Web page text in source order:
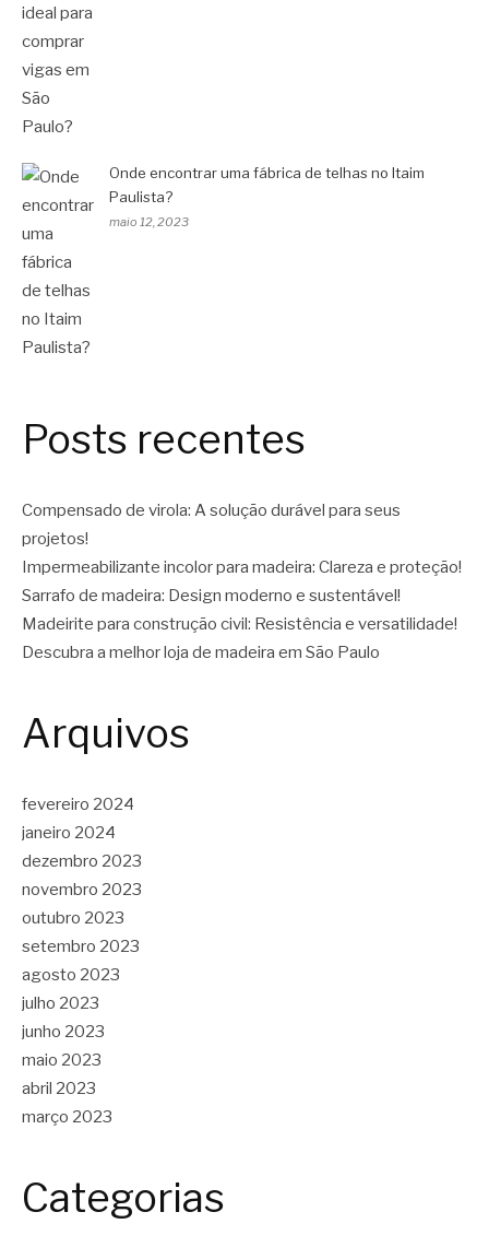
Onde encontrar uma fábrica de telhas no Itaim
Paulista?
maio 12, 2023
Posts recentes
Compensado de virola: A solução durável para seus
projetos!
Impermeabilizante incolor para madeira: Clareza e proteção!
Sarrafo de madeira: Design moderno e sustentável!
Madeirite para construção civil: Resistência e versatilidade!
Descubra a melhor loja de madeira em São Paulo
Arquivos
fevereiro 2024
janeiro 2024
dezembro 2023
novembro 2023
outubro 2023
setembro 2023
agosto 2023
julho 2023
junho 2023
maio 2023
abril 2023
março 2023
Categorias